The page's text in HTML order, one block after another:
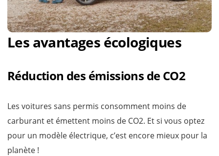
Les avantages écologiques
Réduction des émissions de CO2
Les voitures sans permis consomment moins de
carburant et émettent moins de CO2. Et si vous optez
pour un modèle électrique, c’est encore mieux pour la
planète !